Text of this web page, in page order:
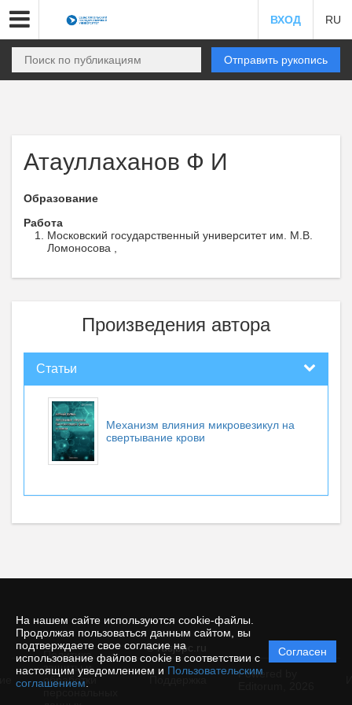
На нашем сайте используются cookie-файлы.
Продолжая пользоваться данным сайтом, вы
подтверждаете свое согласие на
использование файлов cookie в соответствии с
настоящим уведомлением и Пользовательским
соглашением
Согласен
ВХОД RU
Отправить рукопись
Атауллаханов Ф И
Образование
Работа
Московский государственный университет им. М.В.
Ломоносова ,
Произведения автора
Статьи
Механизм влияния микровезикул на
свертывание крови
© rusjbpc.ru
Политика
защиты и
обработки
Powered by